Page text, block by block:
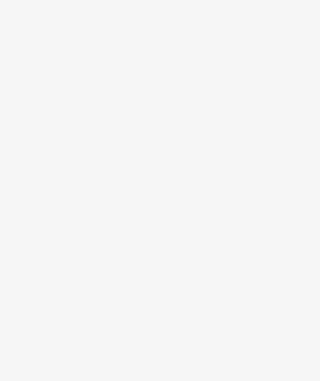
z prawnie uzasadnionych
W razie wniesienia sprzeciwu,
do przetwarzania, nadrzędnych
się na podstawie zgody osoby na
to nie ma wpływu na zgodność
nadzorczego na niezgodne z prawem
Ochrony Danych Osobowych.
podanie danych osobowych jest
podejmowaniu decyzji, w tym również